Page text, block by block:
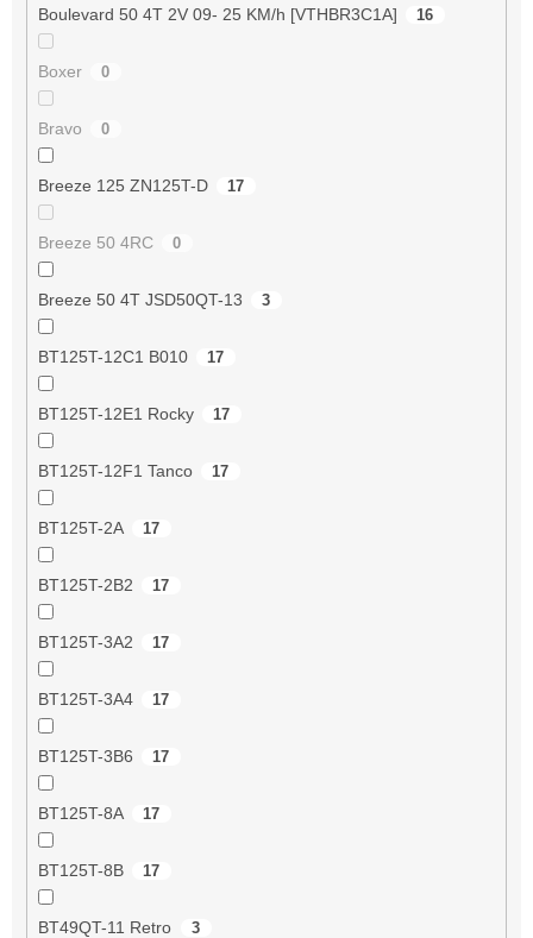
Boulevard 50 4T 2V 09- 25 KM/h [VTHBR3C1A] 16
Boxer 0
Bravo 0
Breeze 125 ZN125T-D 17
Breeze 50 4RC 0
Breeze 50 4T JSD50QT-13 3
BT125T-12C1 B010 17
BT125T-12E1 Rocky 17
BT125T-12F1 Tanco 17
BT125T-2A 17
BT125T-2B2 17
BT125T-3A2 17
BT125T-3A4 17
BT125T-3B6 17
BT125T-8A 17
BT125T-8B 17
BT49QT-11 Retro 3